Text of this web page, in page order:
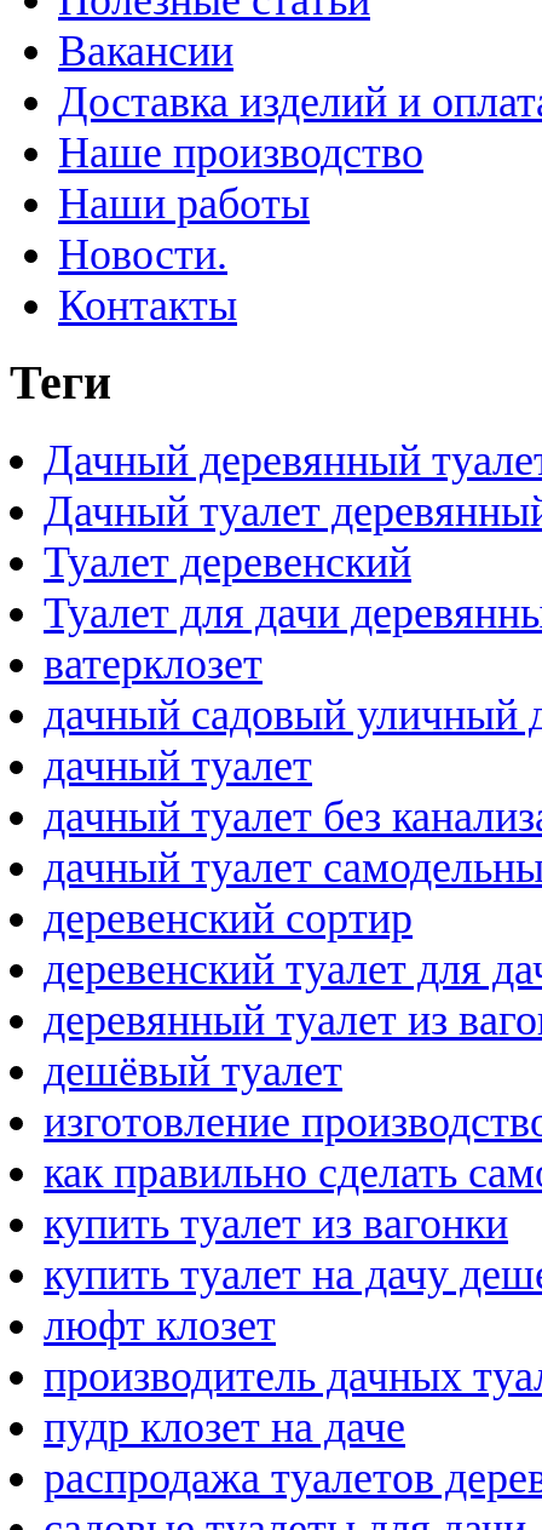
Вакансии
Доставка изделий и
Наше производство
Наши работы
Новости.
Контакты
Теги
Дачный деревянный
Дачный туалет
Туалет деревенский
Туалет для дачи
ватерклозет
дачный садовый уличный
дачный туалет
дачный туалет без
дачный туалет
деревенский сортир
деревенский туалет для
деревянный туалет из
дешёвый туалет
изготовление
как правильно сделать
купить туалет из вагонки
купить туалет на дачу
люфт клозет
производитель дачных
пудр клозет на даче
распродажа туалетов